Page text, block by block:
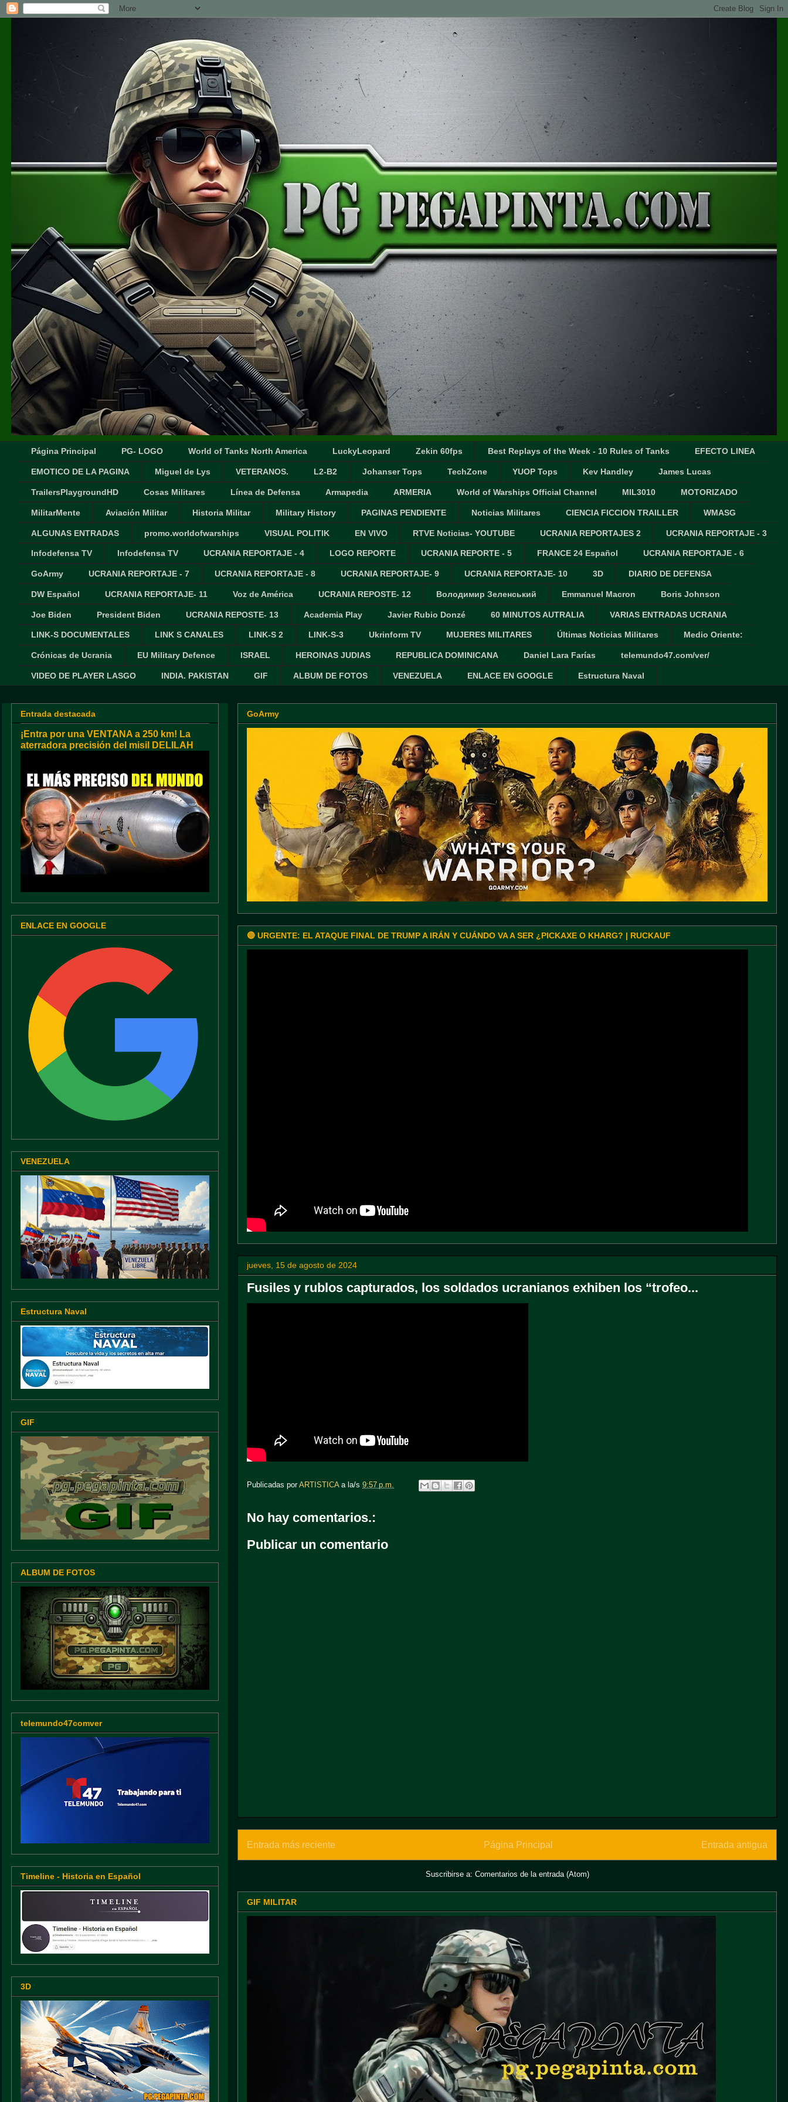
Página Principal PG- LOGO World of Tanks North America LuckyLeopard Zekin 60fps Best Replays of the Week - 10 Rules of Tanks EFECTO LINEA
EMOTICO DE LA PAGINA Miguel de Lys VETERANOS. L2-B2 Johanser Tops TechZone YUOP Tops Kev Handley James Lucas
TrailersPlaygroundHD Cosas Militares Línea de Defensa Armapedia ARMERIA World of Warships Official Channel MIL3010 MOTORIZADO
MilitarMente Aviación Militar Historia Militar Military History PAGINAS PENDIENTE Noticias Militares CIENCIA FICCION TRAILLER WMASG
ALGUNAS ENTRADAS promo.worldofwarships VISUAL POLITIK EN VIVO RTVE Noticias- YOUTUBE UCRANIA REPORTAJES 2 UCRANIA REPORTAJE - 3
Infodefensa TV Infodefensa TV UCRANIA REPORTAJE - 4 LOGO REPORTE UCRANIA REPORTE - 5 FRANCE 24 Español UCRANIA REPORTAJE - 6
GoArmy UCRANIA REPORTAJE - 7 UCRANIA REPORTAJE - 8 UCRANIA REPORTAJE- 9 UCRANIA REPORTAJE- 10 3D DIARIO DE DEFENSA
DW Español UCRANIA REPORTAJE- 11 Voz de América UCRANIA REPOSTE- 12 Володимир Зеленський Emmanuel Macron Boris Johnson
Joe Biden President Biden UCRANIA REPOSTE- 13 Academia Play Javier Rubio Donzé 60 MINUTOS AUTRALIA VARIAS ENTRADAS UCRANIA
LINK-S DOCUMENTALES LINK S CANALES LINK-S 2 LINK-S-3 Ukrinform TV MUJERES MILITARES Últimas Noticias Militares Medio Oriente:
Crónicas de Ucrania EU Military Defence ISRAEL HEROINAS JUDIAS REPUBLICA DOMINICANA Daniel Lara Farías telemundo47.com/ver/
VIDEO DE PLAYER LASGO INDIA. PAKISTAN GIF ALBUM DE FOTOS VENEZUELA ENLACE EN GOOGLE Estructura Naval
GoArmy
🔴 URGENTE: EL ATAQUE FINAL DE TRUMP A IRÁN Y CUÁNDO VA A SER ¿PICKAXE O KHARG? | RUCKAUF
jueves, 15 de agosto de 2024
Fusiles y rublos capturados, los soldados ucranianos exhiben los “trofeo...
Publicadas porARTISTICA a la/s 9:57 p.m.
No hay comentarios.:
Publicar un comentario
Entrada más reciente Entrada antigua
Página Principal
Suscribirse a: Comentarios de la entrada (Atom)
GIF MILITAR
Entrada destacada
¡Entra por una VENTANA a 250 km! La
aterradora precisión del misil DELILAH
ENLACE EN GOOGLE
VENEZUELA
Estructura Naval
GIF
ALBUM DE FOTOS
telemundo47comver
Timeline - Historia en Español
3D